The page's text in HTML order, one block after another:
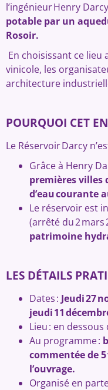
l’ingénieur Henry
potable par un
Rosoir.
En choisissant ce
vinicole, les
architecture
POURQUOI CET
Le Réservoir Darcy
Grâce à Henry
premières villes
d’eau courante
Le réservoir est
(arrêté du 2 mars
patrimoine
LES DÉTAILS
Dates : Jeudi 27
jeudi 11
Lieu : en
Au programme :
commentée de
l’ouvrage.
Organisé en